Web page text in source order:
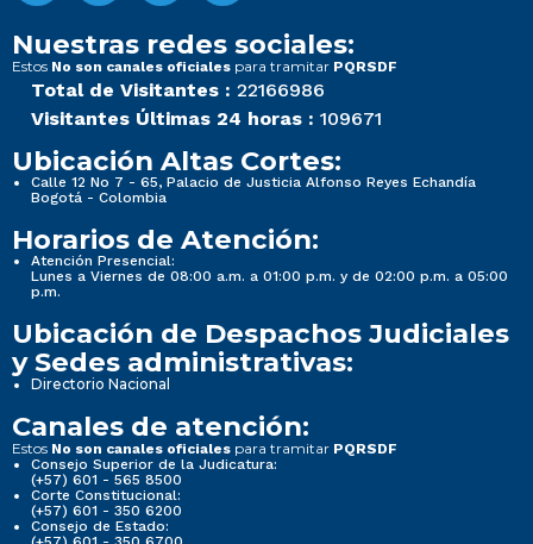
Nuestras redes sociales:
Estos No son canales oficiales para tramitar PQRSDF
Total de Visitantes : 22166986
Visitantes Últimas 24 horas : 109671
Ubicación Altas Cortes:
Calle 12 No 7 - 65, Palacio de Justicia Alfonso Reyes Echandía
Bogotá - Colombia
Horarios de Atención:
Atención Presencial:
Lunes a Viernes de 08:00 a.m. a 01:00 p.m. y de 02:00 p.m. a 05:00
p.m.
Ubicación de Despachos Judiciales
y Sedes administrativas:
Directorio Nacional
Canales de atención:
Estos No son canales oficiales para tramitar PQRSDF
Consejo Superior de la Judicatura:
(+57) 601 - 565 8500
Corte Constitucional:
(+57) 601 - 350 6200
Consejo de Estado: